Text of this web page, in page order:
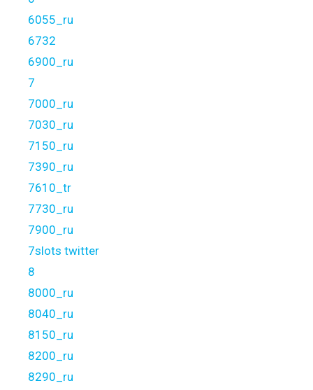
6055_ru
6732
6900_ru
7
7000_ru
7030_ru
7150_ru
7390_ru
7610_tr
7730_ru
7900_ru
7slots twitter
8
8000_ru
8040_ru
8150_ru
8200_ru
8290_ru